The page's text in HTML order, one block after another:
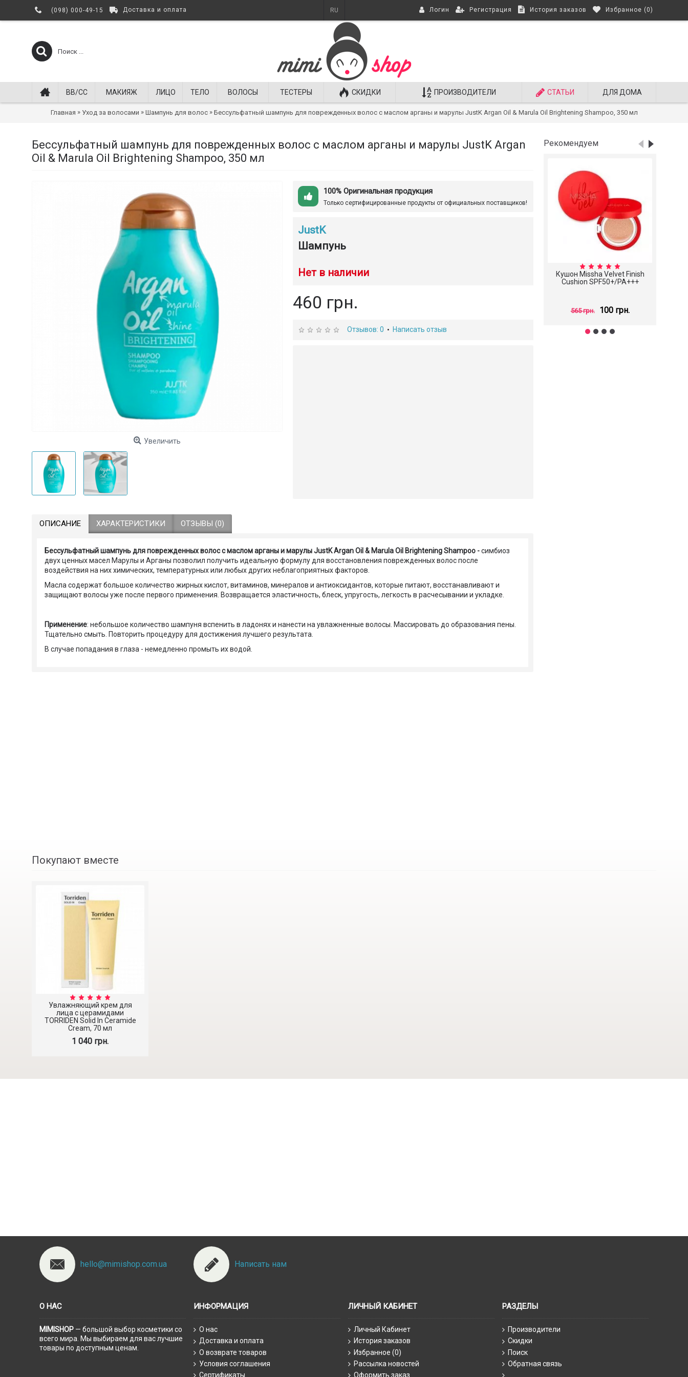
(098) 000-49-15 Доставка и оплата RU Логин Регистрация История заказов Избранное (0)
BB/СС МАКИЯЖ ЛИЦО ТЕЛО ВОЛОСЫ ТЕСТЕРЫ СКИДКИ ПРОИЗВОДИТЕЛИ СТАТЬИ ДЛЯ ДОМА
Главная » Уход за волосами » Шампунь для волос » Бессульфатный шампунь для поврежденных волос с маслом арганы и марулы JustK Argan Oil & Marula Oil Brightening Shampoo, 350 мл
Рекомендуем
Кушон Missha Velvet Finish
Cushion SPF50+/PA+++
565 грн. 100 грн.
Бессульфатный шампунь для поврежденных волос с маслом арганы и марулы JustK Argan
Oil & Marula Oil Brightening Shampoo, 350 мл
Увеличить
100% Оригинальная продукция
Только сертифицированные продукты от официальных поставщиков!
JustK
Шампунь
Нет в наличии
460 грн.
Отзывов: 0 • Написать отзыв
ОПИСАНИЕ ХАРАКТЕРИСТИКИ ОТЗЫВЫ (0)
Бессульфатный шампунь для поврежденных волос с маслом арганы и марулы JustK Argan Oil & Marula Oil Brightening Shampoo -симбиоз
двух ценных масел Марулы и Арганы позволил получить идеальную формулу для восстановления поврежденных волос после
воздействия на них химических, температурных или любых других неблагоприятных факторов.
Масла содержат большое количество жирных кислот, витаминов, минералов и антиоксидантов, которые питают, восстанавливают и
защищают волосы уже после первого применения. Возвращается эластичность, блеск, упругость, легкость в расчесывании и укладке.
Применение: небольшое количество шампуня вспенить в ладонях и нанести на увлажненные волосы. Массировать до образования пены.
Тщательно смыть. Повторить процедуру для достижения лучшего результата.
В случае попадания в глаза - немедленно промыть их водой.
Покупают вместе
Увлажняющий крем для
лица с церамидами
TORRIDEN Solid In Ceramide
Cream, 70 мл
1 040 грн.
hello@mimishop.com.ua Написать нам
О НАС
MIMISHOP — большой выбор косметики со
всего мира. Мы выбираем для вас лучшие
товары по доступным ценам.
ИНФОРМАЦИЯ
О нас
Доставка и оплата
О возврате товаров
Условия соглашения
Сертификаты
ЛИЧНЫЙ КАБИНЕТ
Личный Кабинет
История заказов
Избранное (0)
Рассылка новостей
Оформить заказ
РАЗДЕЛЫ
Производители
Скидки
Поиск
Обратная связь